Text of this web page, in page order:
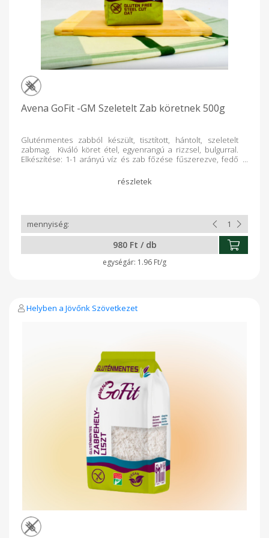
Avena GoFit -GM Szeletelt Zab köretnek 500g
Gluténmentes zabból készült, tisztított, hántolt, szeletelt
zabmag. Kiváló köret étel, egyenrangú a rizzsel, bulgurral.
Elkészítése: 1-1 arányú víz és zab főzése fűszerezve, fedő
a főzési idő letelte után 10 percig hagyjuk fedő alatt
pihentetni, és a zabszemek ideális puhaságúvá válnak.
szagtól mentes. Gluténmentes diétát, valamint az
egészségtudatos táplálkozást folytatóknak ajánljuk.
Gluténmentes üzemben csomagolva, hozzáadott
adalékanyagoktól mentes. Gyártó: GOF Hungary Kft. -
Nyíregyháza GLUTÉNMENTES ZABFELDOLGOZÓ ÜZEM
Átlagos tápérték 100g termékben: Energia 1501 kJ/357 kcal
980 Ft / db
1.96 Ft/g
Helyben a Jövőnk Szövetkezet